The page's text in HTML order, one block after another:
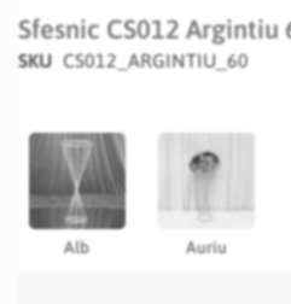
the
beginning
of
gallery
Sfesnic CS012 Argintiu
SKU CS012_ARGINTIU_60
Alb Auriu